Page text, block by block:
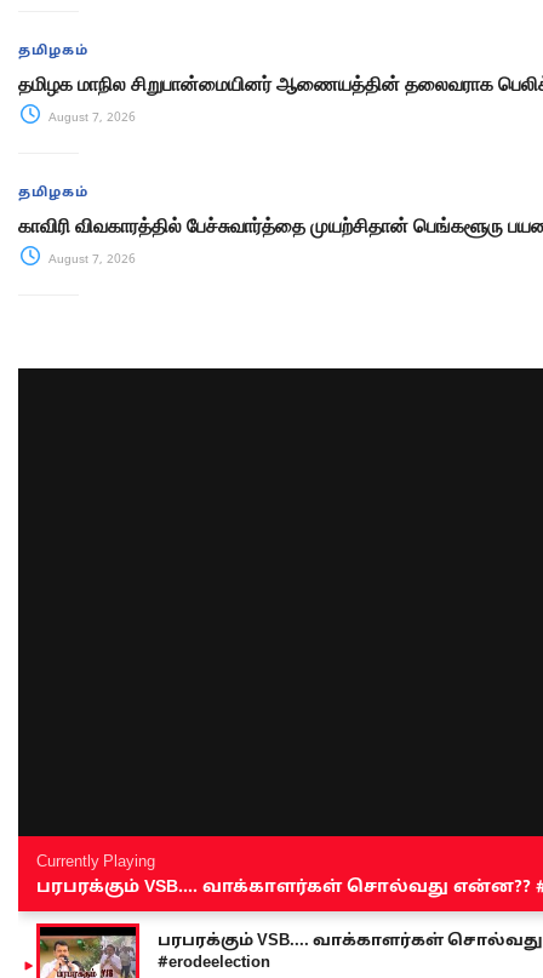
தமிழகம்
தமிழக மாநில சிறுபான்மையினர் ஆணையத்தின் தலைவராக
August 7, 2026
தமிழகம்
காவிரி விவகாரத்தில் பேச்சுவார்த்தை முயற்சிதான் பெங்களூரு
August 7, 2026
Currently Playing
பரபரக்கும் VSB.... வாக்காளர்கள் சொல்வது என்ன??
பரபரக்கும் VSB.... வாக்காளர்கள் சொல்வது
#erodeelection